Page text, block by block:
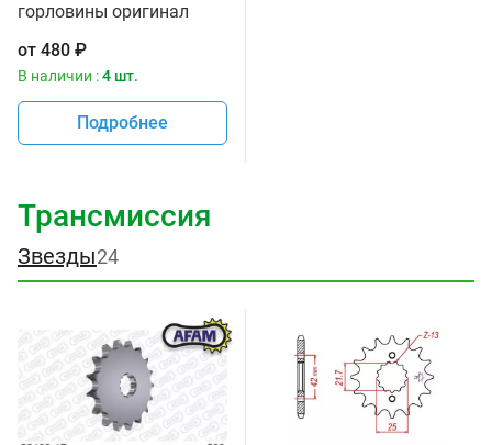
горловины оригинал
от 480 ₽
В наличии :4 шт.
Подробнее
Трансмиссия
Звезды24